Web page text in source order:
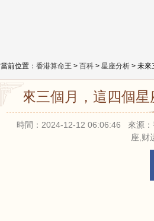
當前位置： 香港算命王 > 百科 > 星座分析 > 未來
未來三個月，這四個
時間：2024-12-12 06:06:46 來源
座,财